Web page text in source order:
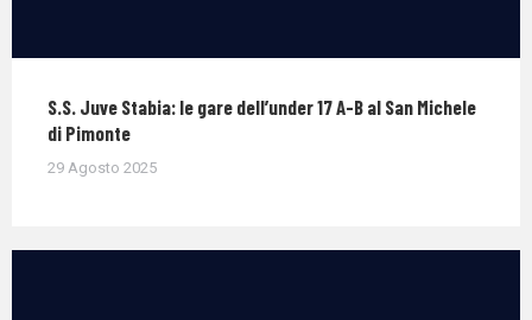
S.S. Juve Stabia: le gare dell’under 17 A-B al San Michele
di Pimonte
29 Agosto 2025